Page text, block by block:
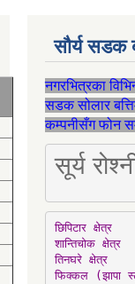
सौर्य सडक
नगरभित्रका
सडक सोलार
कम्पनीसँग फोन
सूर्य
छिपिटार क्षेत्र
शान्तिचोक क्षेत्र
तिनघरे क्षेत्र
फिक्कल (झापा